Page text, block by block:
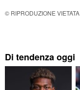
© RIPRODUZIONE VIETATA
Di tendenza oggi